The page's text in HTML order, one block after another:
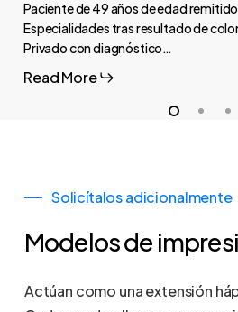
Paciente de 49 años de edad
Especialidades tras resultado de
Privado con diagnóstico…
Read More
Solicítalos adicionalmente
Modelos de
Actúan como una extensión